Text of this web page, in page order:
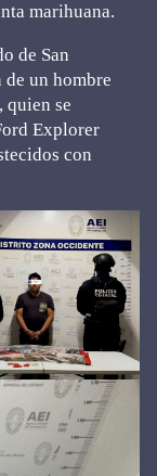
marihuana.
de San
un hombre
quien se
Explorer
con